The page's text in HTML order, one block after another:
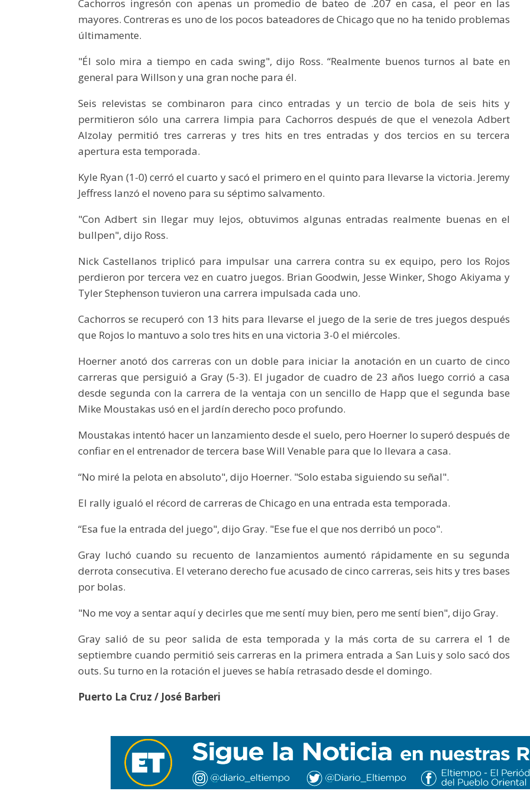
Cachorros ingresón con apenas un promedio de bateo de .207 en casa, el peor en las
mayores. Contreras es uno de los pocos bateadores de Chicago que no ha tenido problemas
últimamente.
"Él solo mira a tiempo en cada swing", dijo Ross. “Realmente buenos turnos al bate en
general para Willson y una gran noche para él.
Seis relevistas se combinaron para cinco entradas y un tercio de bola de seis hits y
permitieron sólo una carrera limpia para Cachorros después de que el venezola Adbert
Alzolay permitió tres carreras y tres hits en tres entradas y dos tercios en su tercera
apertura esta temporada.
Kyle Ryan (1-0) cerró el cuarto y sacó el primero en el quinto para llevarse la victoria. Jeremy
Jeffress lanzó el noveno para su séptimo salvamento.
"Con Adbert sin llegar muy lejos, obtuvimos algunas entradas realmente buenas en el
bullpen", dijo Ross.
Nick Castellanos triplicó para impulsar una carrera contra su ex equipo, pero los Rojos
perdieron por tercera vez en cuatro juegos. Brian Goodwin, Jesse Winker, Shogo Akiyama y
Tyler Stephenson tuvieron una carrera impulsada cada uno.
Cachorros se recuperó con 13 hits para llevarse el juego de la serie de tres juegos después
que Rojos lo mantuvo a solo tres hits en una victoria 3-0 el miércoles.
Hoerner anotó dos carreras con un doble para iniciar la anotación en un cuarto de cinco
carreras que persiguió a Gray (5-3). El jugador de cuadro de 23 años luego corrió a casa
desde segunda con la carrera de la ventaja con un sencillo de Happ que el segunda base
Mike Moustakas usó en el jardín derecho poco profundo.
Moustakas intentó hacer un lanzamiento desde el suelo, pero Hoerner lo superó después de
confiar en el entrenador de tercera base Will Venable para que lo llevara a casa.
“No miré la pelota en absoluto", dijo Hoerner. "Solo estaba siguiendo su señal".
El rally igualó el récord de carreras de Chicago en una entrada esta temporada.
“Esa fue la entrada del juego", dijo Gray. "Ese fue el que nos derribó un poco".
Gray luchó cuando su recuento de lanzamientos aumentó rápidamente en su segunda
derrota consecutiva. El veterano derecho fue acusado de cinco carreras, seis hits y tres bases
por bolas.
"No me voy a sentar aquí y decirles que me sentí muy bien, pero me sentí bien", dijo Gray.
Gray salió de su peor salida de esta temporada y la más corta de su carrera el 1 de
septiembre cuando permitió seis carreras en la primera entrada a San Luis y solo sacó dos
outs. Su turno en la rotación el jueves se había retrasado desde el domingo.
Puerto La Cruz / José Barberi